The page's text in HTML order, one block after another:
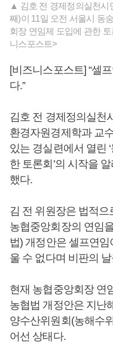
▲ 김호 전 경제정의실천시
째)이 11일 오전 서울시 동
회장 연임제 도입에 관한
니스포스트>
[비즈니스포스트] “셀
다.”
김호 전 경제정의실천
환경자원경제학과 교
있는 경실련에서 열린
한 토론회’의 시작을
했다.
김 전 위원장은 법적
농협중앙회장의 연임
법) 개정안은 셀프연
울 수 없다며 비판의
현재 농협중앙회장 연
농협법 개정안은 지난
양수산위원회(농해수
어선 상태다.